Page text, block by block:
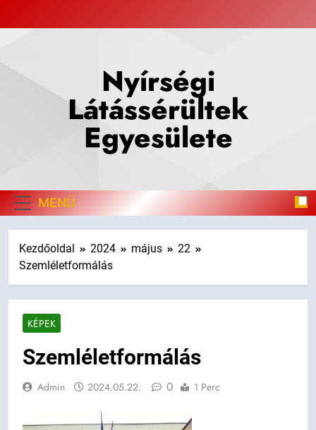
Nyírségi
Látássérültek
Egyesülete
MENÜ
Kezdőoldal 2024 május
22
Szemléletformálás
KÉPEK
Szemléletformálás
Admin 2024.05.22. 0 1 Perc